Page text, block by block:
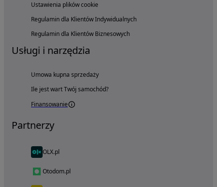
Ustawienia plików cookie
Regulamin dla Klientów Indywidualnych
Regulamin dla Klientów Biznesowych
Usługi i narzędzia
Umowa kupna sprzedaży
Ile jest wart Twój samochód?
Finansowanie
Partnerzy
OLX.pl
Otodom.pl